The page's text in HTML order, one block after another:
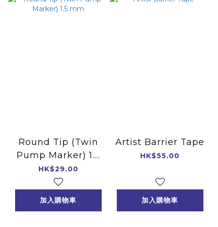
Round Tip (Twin
Pump Marker) 1.5
mm
HK$29.00
加入購物車
Artist Barrier Tape
HK$55.00
加入購物車